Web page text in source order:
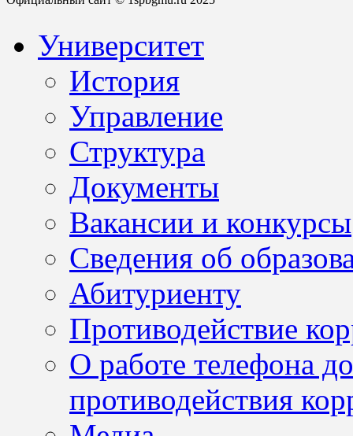
Университет
История
Управление
Структура
Документы
Вакансии и конкурсы
Сведения об
Абитуриенту
Противодействие
О работе телефона
противодействия